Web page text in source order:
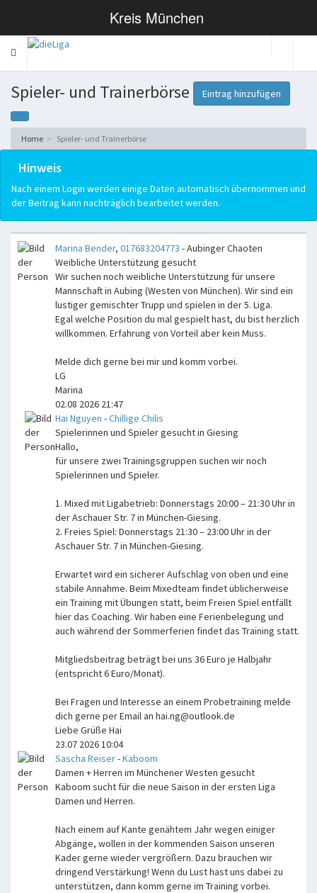
Kreis München
Spieler- und Trainerbörse Eintrag hinzufügen
Home Spieler- und Trainerbörse
Hinweis
Nach einem Login werden einige Daten automatisch übernommen und
der Beitrag kann nachträglich bearbeitet werden.
Marina Bender, 017683204773 - Aubinger Chaoten
Weibliche Unterstützung gesucht
Wir suchen noch weibliche Unterstützung für unsere
Mannschaft in Aubing (Westen von München). Wir sind ein
lustiger gemischter Trupp und spielen in der 5. Liga.
Egal welche Position du mal gespielt hast, du bist herzlich
willkommen. Erfahrung von Vorteil aber kein Muss.
Melde dich gerne bei mir und komm vorbei.
LG
Marina
02.08 2026 21:47
Hai Nguyen -Chillige Chilis
Spielerinnen und Spieler gesucht in Giesing
Hallo,
für unsere zwei Trainingsgruppen suchen wir noch
Spielerinnen und Spieler.
1. Mixed mit Ligabetrieb: Donnerstags 20:00 – 21:30 Uhr in
der Aschauer Str. 7 in München-Giesing.
2. Freies Spiel: Donnerstags 21:30 – 23:00 Uhr in der
Aschauer Str. 7 in München-Giesing.
Erwartet wird ein sicherer Aufschlag von oben und eine
stabile Annahme. Beim Mixedteam findet üblicherweise
ein Training mit Übungen statt, beim Freien Spiel entfällt
hier das Coaching. Wir haben eine Ferienbelegung und
auch während der Sommerferien findet das Training statt.
Mitgliedsbeitrag beträgt bei uns 36 Euro je Halbjahr
(entspricht 6 Euro/Monat).
Bei Fragen und Interesse an einem Probetraining melde
dich gerne per Email an hai.ng@outlook.de
Liebe Grüße Hai
23.07 2026 10:04
Sascha Reiser-Kaboom
Damen + Herren im Münchener Westen gesucht
Kaboom sucht für die neue Saison in der ersten Liga
Damen und Herren.
Nach einem auf Kante genähtem Jahr wegen einiger
Abgänge, wollen in der kommenden Saison unseren
Kader gerne wieder vergrößern. Dazu brauchen wir
dringend Verstärkung! Wenn du Lust hast uns dabei zu
unterstützen, dann komm gerne im Training vorbei.